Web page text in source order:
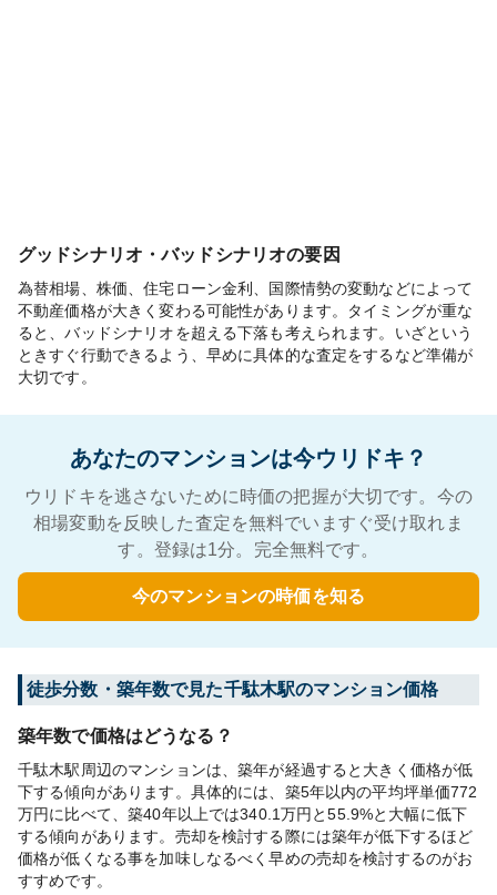
グッドシナリオ・バッドシナリオの要因
為替相場、株価、住宅ローン金利、国際情勢の変動などによって
不動産価格が大きく変わる可能性があります。タイミングが重な
ると、バッドシナリオを超える下落も考えられます。いざという
ときすぐ行動できるよう、早めに具体的な査定をするなど準備が
大切です。
あなたのマンションは今ウリドキ？
ウリドキを逃さないために時価の把握が大切です。今の
相場変動を反映した査定を無料でいますぐ受け取れま
す。登録は1分。完全無料です。
今のマンションの時価を知る
徒歩分数・築年数で見た千駄木駅のマンション価格
築年数で価格はどうなる？
千駄木駅周辺のマンションは、築年が経過すると大きく価格が低
下する傾向があります。具体的には、築5年以内の平均坪単価772
万円に比べて、築40年以上では340.1万円と55.9%と大幅に低下
する傾向があります。売却を検討する際には築年が低下するほど
価格が低くなる事を加味しなるべく早めの売却を検討するのがお
すすめです。